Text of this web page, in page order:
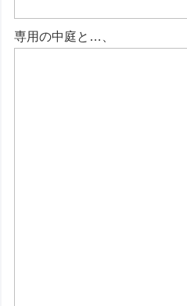
専用の中庭と…、